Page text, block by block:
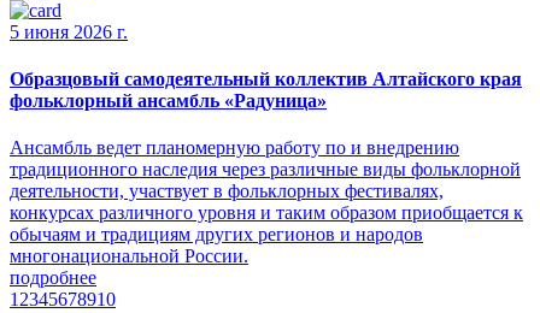
5 июня 2026 г.
Образцовый самодеятельный коллектив Алтайского края
фольклорный ансамбль «Радуница»
Ансамбль ведет планомерную работу по и внедрению
традиционного наследия через различные виды фольклорной
деятельности, участвует в фольклорных фестивалях,
конкурсах различного уровня и таким образом приобщается к
обычаям и традициям других регионов и народов
многонациональной России.
подробнее
1 2345678910